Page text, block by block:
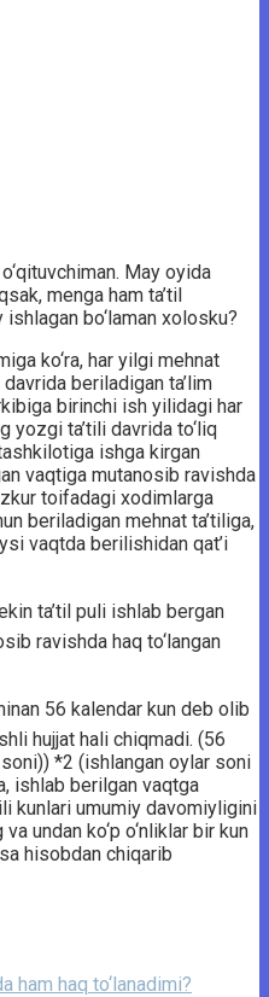
May oyida
menga ham ta’til
ishlagan bo‘laman xolosku?
ko‘ra, har yilgi mehnat
davrida beriladigan ta’lim
birinchi ish yilidagi har
yozgi ta’tili davrida to‘liq
ishga kirgan
vaqtiga mutanosib ravishda
toifadagi xodimlarga
beriladigan mehnat ta’tiliga,
vaqtda berilishidan qat’i
ta’til puli ishlab bergan
ravishda haq to‘langan
56 kalendar kun deb olib
hujjat hali chiqmadi. (56
*2 (ishlangan oylar soni
ishlab berilgan vaqtga
kunlari umumiy davomiyligini
undan ko‘p o‘nliklar bir kun
hisobdan chiqarib
ham haq to‘lanadimi?